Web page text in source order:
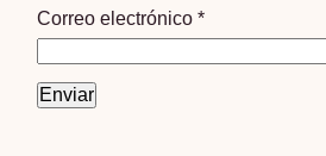
Correo electrónico*